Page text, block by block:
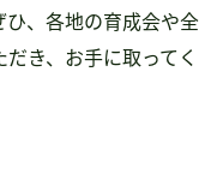
、各地の育成会や全
き、お手に取ってく